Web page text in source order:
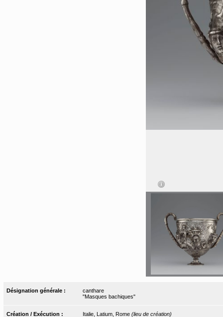
Désignation générale :
canthare
"Masques bachiques"
Création / Exécution : Italie, Latium, Rome (lieu de création)